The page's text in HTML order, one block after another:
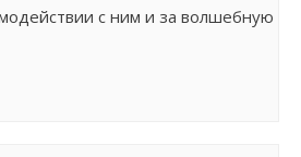
с ним и за волшебную